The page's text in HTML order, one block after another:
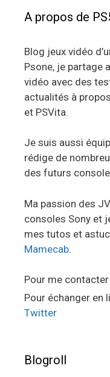
A propos de
Blog jeux vidéo
Psone, je partage
vidéo avec des
actualités à
et PSVita.
Je suis aussi
rédige de
des futurs
Ma passion des
consoles Sony et
mes tutos et
Mamecab.
Pour me
Pour échanger en
Twitter
Blogroll